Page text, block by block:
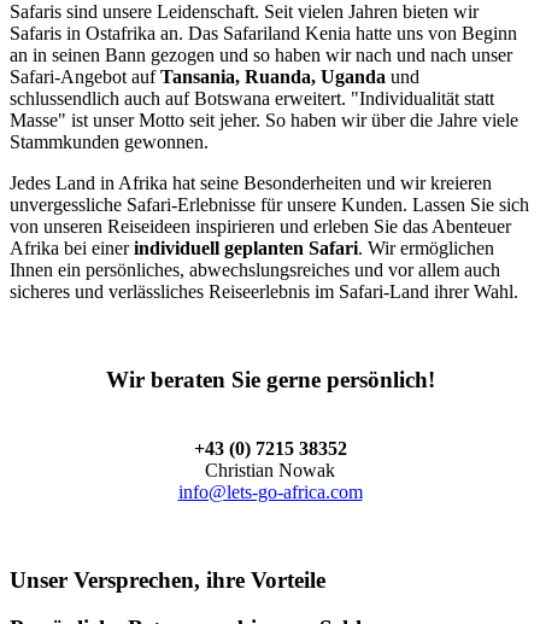
Safaris sind unsere Leidenschaft. Seit vielen Jahren bieten wir
Safaris in Ostafrika an. Das Safariland Kenia hatte uns von Beginn
an in seinen Bann gezogen und so haben wir nach und nach unser
Safari-Angebot aufTansania, Ruanda, Uganda und
schlussendlich auch auf Botswana erweitert. "Individualität statt
Masse" ist unser Motto seit jeher. So haben wir über die Jahre viele
Stammkunden gewonnen.
Jedes Land in Afrika hat seine Besonderheiten und wir kreieren
unvergessliche Safari-Erlebnisse für unsere Kunden. Lassen Sie sich
von unseren Reiseideen inspirieren und erleben Sie das Abenteuer
Afrika bei einerindividuell geplanten Safari. Wir ermöglichen
Ihnen ein persönliches, abwechslungsreiches und vor allem auch
sicheres und verlässliches Reiseerlebnis im Safari-Land ihrer Wahl.
Wir beraten Sie gerne persönlich!
+43 (0) 7215 38352
Christian Nowak
info@lets-go-africa.com
Unser Versprechen, ihre Vorteile